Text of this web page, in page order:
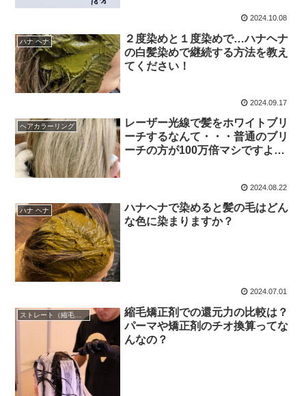
2024.10.08
ハナ ヘナ
２度染めと１度染めで…ハナヘナ
の白髪染めで継続する方法を教え
てください！
2024.09.17
ヘアカラーリング
レーザー光線で髪をホワイトブリ
ーチするなんて・・・普通のブリ
ーチの方が100万倍マシですよ
2024.08.22
ハナ ヘナ
ハナヘナで染めると髪の毛はどん
な色に染まりますか？
2024.07.01
ストレート（縮毛矯正）
縮毛矯正剤での還元力の比較は？
パーマや矯正剤のチオ換算ってな
んなの？